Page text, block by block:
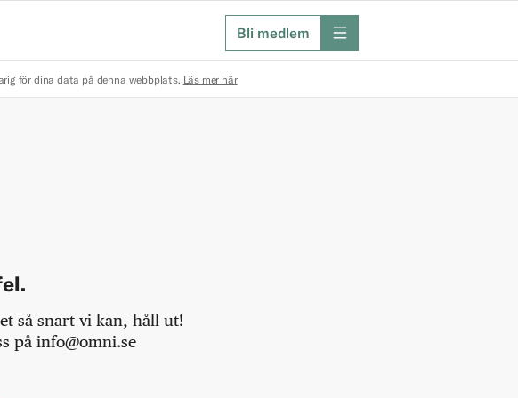
Bli medlem meny
för dina data på denna webbplats. Läs mer här
så snart vi kan, håll ut!
på info@omni.se